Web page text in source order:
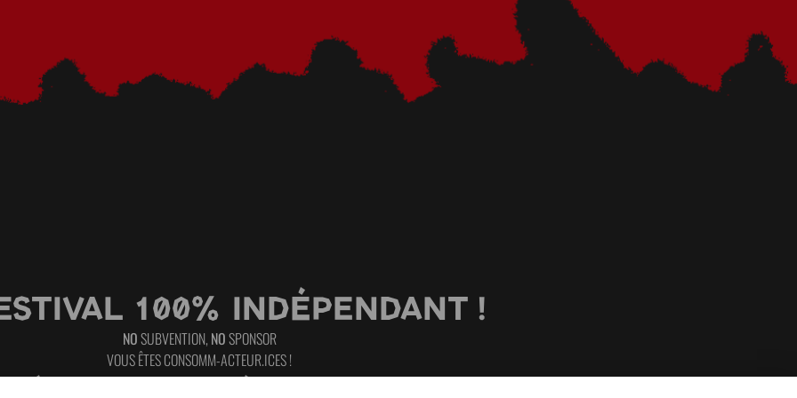
100% INDÉPENDANT !
NOSUBVENTION, NOSPONSOR
VOUS ÊTES CONSOMM-ACTEUR.ICES !